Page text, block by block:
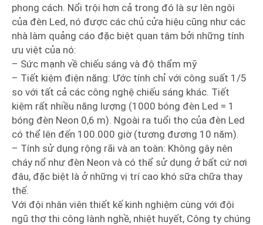
phong cách. Nổi trội hơn cả trong đó là sự lên ngôi
của đèn Led, nó được các chủ cửa hiệu cũng như các
nhà làm quảng cáo đặc biệt quan tâm bởi những tính
ưu việt của nó:
– Sức mạnh về chiếu sáng và độ thẩm mỹ
– Tiết kiệm điện năng: Ước tính chỉ với công suất 1/5
so với tất cả các công nghệ chiếu sáng khác. Tiết
kiệm rất nhiều năng lượng (1000 bóng đèn Led = 1
bóng đèn Neon 0,6 m). Ngoài ra tuổi thọ của đèn Led
có thể lên đến 100.000 giờ (tương đương 10 năm).
– Tính sử dụng rộng rãi và an toàn: Không gây nên
cháy nổ như đèn Neon và có thể sử dụng ở bất cứ nơi
đâu, đặc biệt là ở những vị trí cao khó sữa chữa thay
thế.
Với đội nhân viên thiết kế kinh nghiệm cùng với đội
ngũ thợ thi công lành nghề, nhiệt huyết, Công ty chúng